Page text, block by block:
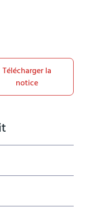
Télécharger la
notice
thermique
silicium